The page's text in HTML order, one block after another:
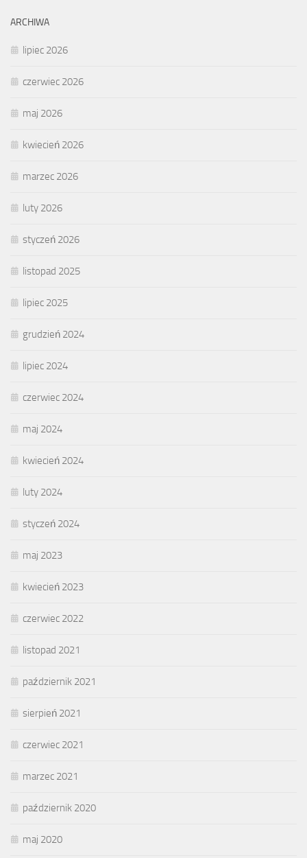
ARCHIWA
lipiec 2026
czerwiec 2026
maj 2026
kwiecień 2026
marzec 2026
luty 2026
styczeń 2026
listopad 2025
lipiec 2025
grudzień 2024
lipiec 2024
czerwiec 2024
maj 2024
kwiecień 2024
luty 2024
styczeń 2024
maj 2023
kwiecień 2023
czerwiec 2022
listopad 2021
październik 2021
sierpień 2021
czerwiec 2021
marzec 2021
październik 2020
maj 2020